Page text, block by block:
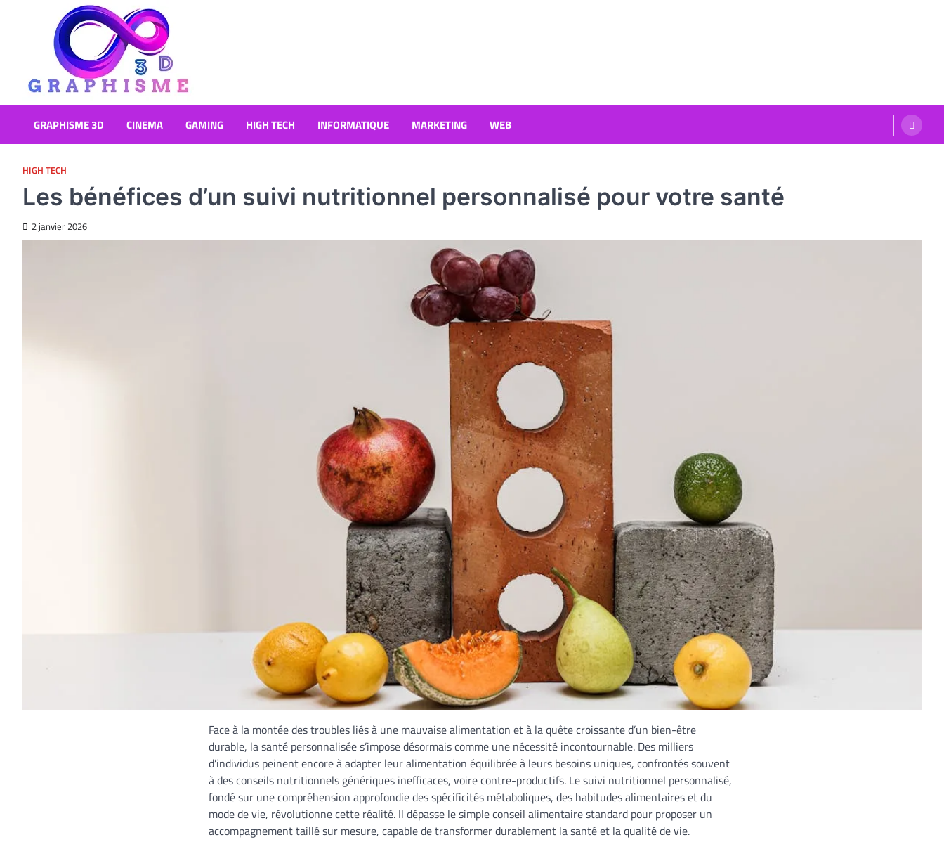
Graphisme 3D
GRAPHISME 3D CINEMA GAMING HIGH TECH INFORMATIQUE MARKETING WEB
HIGH TECH
Les bénéfices d’un suivi nutritionnel personnalisé pour votre santé
2 janvier 2026
Face à la montée des troubles liés à une mauvaise alimentation et à la quête croissante d’un bien-être
durable, la santé personnalisée s’impose désormais comme une nécessité incontournable. Des milliers
d’individus peinent encore à adapter leur alimentation équilibrée à leurs besoins uniques, confrontés souvent
à des conseils nutritionnels génériques inefficaces, voire contre-productifs. Le suivi nutritionnel personnalisé,
fondé sur une compréhension approfondie des spécificités métaboliques, des habitudes alimentaires et du
mode de vie, révolutionne cette réalité. Il dépasse le simple conseil alimentaire standard pour proposer un
accompagnement taillé sur mesure, capable de transformer durablement la santé et la qualité de vie.